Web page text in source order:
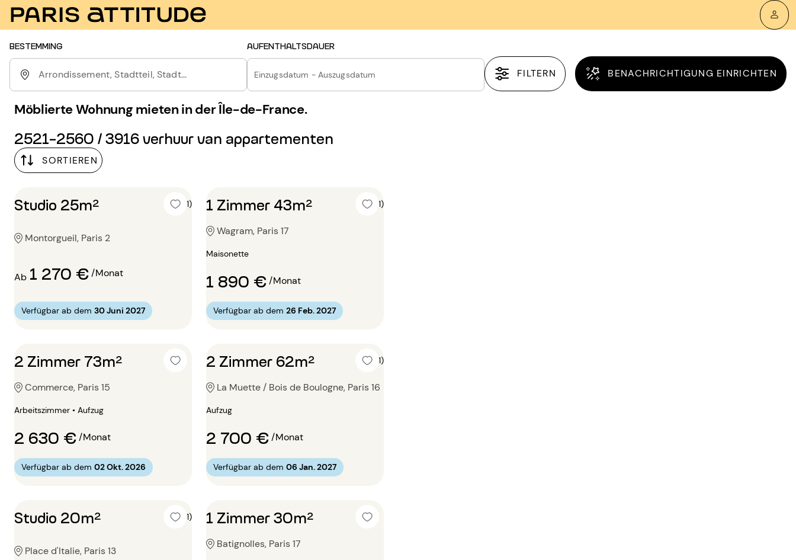
BESTEMMING
Arrondissement, Stadtteil, Stadt...
AUFENTHALTSDAUER
Einzugsdatum - Auszugsdatum FILTERN BENACHRICHTIGUNG EINRICHTEN
Möblierte Wohnung mieten in der Île-de-France.
2521-2560 / 3916 verhuur van appartementen
SORTIEREN
Studio 25m² 5 (1)
Montorgueil, Paris 2
Ab 1 270 €/Monat
Verfügbar ab dem 30 Juni 2027
1 Zimmer 43m² 5 (1)
Wagram, Paris 17
Maisonette
1 890 €/Monat
Verfügbar ab dem 26 Feb. 2027
2 Zimmer 73m²
Commerce, Paris 15
Arbeitszimmer • Aufzug
2 630 €/Monat
Verfügbar ab dem 02 Okt. 2026
2 Zimmer 62m² 5 (1)
La Muette / Bois de Boulogne, Paris 16
Aufzug
2 700 €/Monat
Verfügbar ab dem 06 Jan. 2027
Studio 20m² 4 (1)
Place d'Italie, Paris 13
1 Zimmer 30m²
Batignolles, Paris 17